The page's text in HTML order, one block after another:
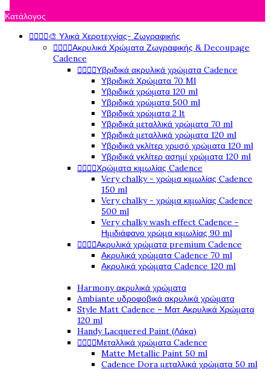
Κατάλογος
🎨 Υλικά Χεροτεχνίας- Ζωγραφικής
Ακρυλικά Χρώματα Ζωγραφικής & Decoupage
Cadence
Υβριδικά ακρυλικά χρώματα Cadence
Υβριδικά Χρώματα 70 Ml
Υβριδικά χρώματα 120 ml
Υβριδικά χρώματα 500 ml
Υβριδικά χρώματα 2 lt
Υβριδικά μεταλλικά χρώματα 70 ml
Υβριδικά μεταλλικά χρώματα 120 ml
Υβριδικά γκλίτερ χρυσό χρώματα 120 ml
Υβριδικά γκλίτερ ασημί χρώματα 120 ml
Χρώματα κιμωλίας Cadence
Very chalky - χρώμα κιμωλίας Cadence
150 ml
Very chalky - χρώμα κιμωλίας Cadence
500 ml
Very chalky wash effect Cadence -
Ημιδιάφανο χρώμα κιμωλίας 90 ml
Ακρυλικά χρώματα premium Cadence
Ακρυλικά χρώματα Cadence 70 ml
Ακρυλικά χρώματα Cadence 120 ml
Harmony ακρυλικά χρώματα
Ambiante υδροφοβικά ακρυλικά χρώματα
Style Matt Cadence – Ματ Ακρυλικά Χρώματα
120 ml
Handy Lacquered Paint (Λάκα)
Μεταλλικά χρώματα Cadence
Matte Metallic Paint 50 ml
Cadence Dora μεταλλικά χρώματα 50 ml